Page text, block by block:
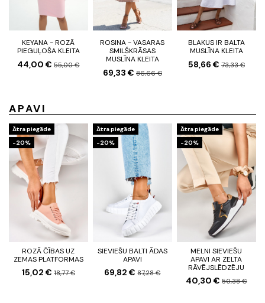
KEYANA - ROZĀ
PIEGUĻOŠA KLEITA
44,00 €55,00 €
ROSINA - VASARAS
SMILŠKRĀSAS
MUSLĪNA KLEITA
69,33 € 86,66 €
BLAKUS IR BALTA
MUSLĪNA KLEITA
58,66 € 73,33 €
APAVI
Ātra piegāde
-20%
ROZĀ ČĪBAS UZ
ZEMAS PLATFORMAS
15,02 € 18,77 €
Ātra piegāde
-20%
SIEVIEŠU BALTI ĀDAS
APAVI
69,82 €87,28 €
Ātra piegāde
-20%
MELNI SIEVIEŠU
APAVI AR ZELTA
RĀVĒJSLĒDZĒJU
40,30 €50,38 €